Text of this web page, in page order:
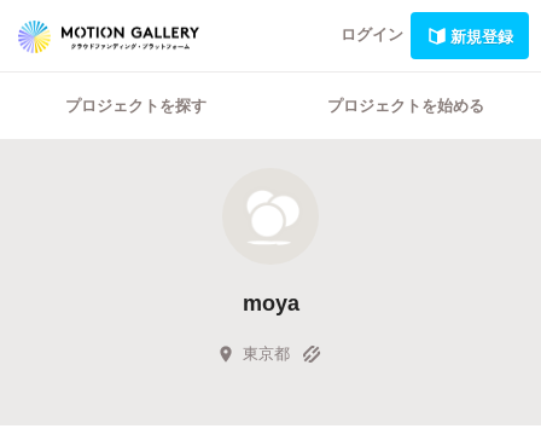
ログイン 新規登録
プロジェクトを探す プロジェクトを始める
moya
東京都